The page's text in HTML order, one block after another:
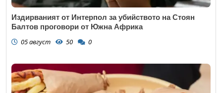
Издирваният от Интерпол за убийството на Стоян
Балтов проговори от Южна Африка
05 август 50 0